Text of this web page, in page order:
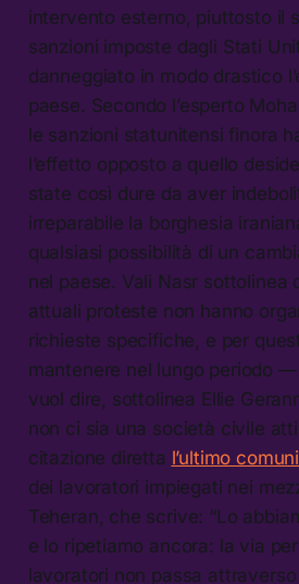
intervento esterno, piuttosto il
sanzioni imposte dagli Stati
danneggiato in modo drastico
paese. Secondo l’esperto
le sanzioni statunitensi finora
l’effetto opposto a quello
state così dure da aver
irreparabile la borghesia
qualsiasi possibilità di un
nel paese. Vali Nasr sottolinea
attuali proteste non hanno
richieste specifiche, e per
mantenere nel lungo periodo
vuol dire, sottolinea Ellie
non ci sia una società civile
citazione diretta l’ultimo
dei lavoratori impiegati nei
Teheran, che scrive: “Lo
e lo ripetiamo ancora: la via
lavoratori non passa